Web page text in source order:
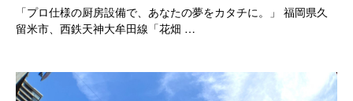
「プロ仕様の厨房設備で、あなたの夢をカタチに。」 福岡県久
留米市、西鉄天神大牟田線「花畑 …